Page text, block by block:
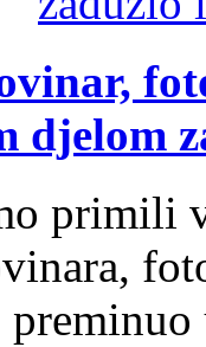
djelom
primili